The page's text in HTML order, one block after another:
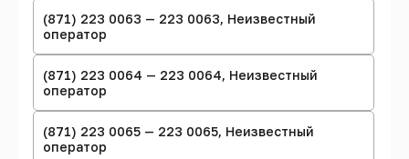
(871) 223 0063 — 223 0063, Неизвестный
оператор
(871) 223 0064 — 223 0064, Неизвестный
оператор
(871) 223 0065 — 223 0065, Неизвестный
оператор